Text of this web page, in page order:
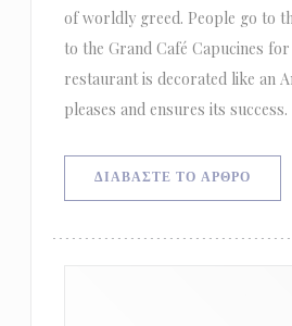
of worldly greed. People go to
to the Grand Café Capucines
restaurant is decorated like an
pleases and ensures its success.
ΔΙΑΒΆΣΤΕ ΤΟ ΆΡΘΡΟ